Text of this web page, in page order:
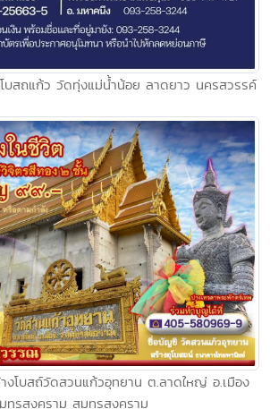
สถแก้ว วัดทุ่งแม่น้ำน้อย ลาดยาว นครสวรรค์
โบสถ์วัดสวนแก้วอุทยาน ต.ลาดใหญ่ อ.เมือง
ทรสงคราม สมุทรสงคราม